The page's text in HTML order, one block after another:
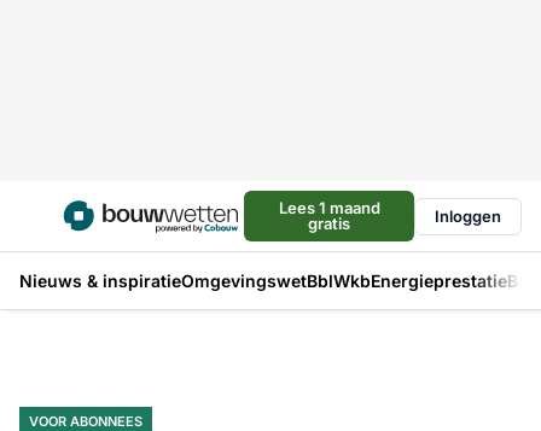
Lees 1 maand
gratis
Inloggen
Nieuws & inspiratieOmgevingswetBblWkbEnergieprestatie
VOOR ABONNEES